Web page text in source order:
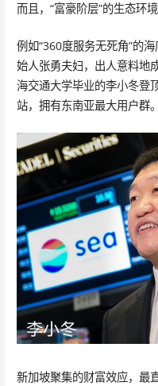
而且，“富豪阶层”的生态环
例如“360度服务无死角”的
始人张勇夫妇，出人意料地
海交通大学毕业的李小冬登
站，拥有东南亚最大用户群。
新加坡聚集的财富效应，最